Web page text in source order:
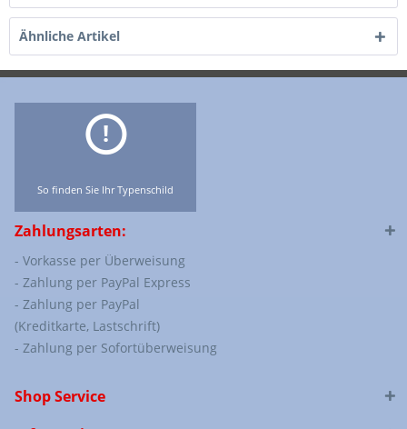
Ähnliche Artikel
So finden Sie Ihr Typenschild
Zahlungsarten:
- Vorkasse per Überweisung
- Zahlung per PayPal Express
- Zahlung per PayPal
(Kreditkarte, Lastschrift)
- Zahlung per Sofortüberweisung
Shop Service